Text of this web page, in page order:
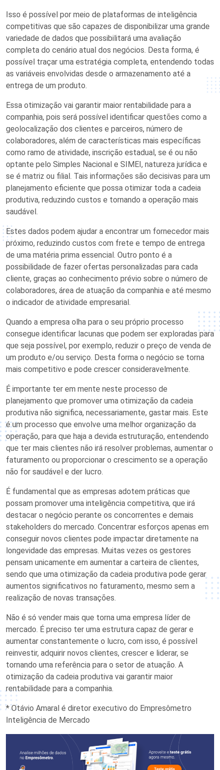
Isso é possível por meio de plataformas de inteligência
competitivas que são capazes de disponibilizar uma grande
variedade de dados que possibilitará uma avaliação
completa do cenário atual dos negócios. Desta forma, é
possível traçar uma estratégia completa, entendendo todas
as variáveis envolvidas desde o armazenamento até a
entrega de um produto.
Essa otimização vai garantir maior rentabilidade para a
companhia, pois será possível identificar questões como a
geolocalização dos clientes e parceiros, número de
colaboradores, além de características mais específicas
como ramo de atividade, inscrição estadual, se é ou não
optante pelo Simples Nacional e SIMEI, natureza jurídica e
se é matriz ou filial. Tais informações são decisivas para um
planejamento eficiente que possa otimizar toda a cadeia
produtiva, reduzindo custos e tornando a operação mais
saudável.
Estes dados podem ajudar a encontrar um fornecedor mais
próximo, reduzindo custos com frete e tempo de entrega
de uma matéria prima essencial. Outro ponto é a
possibilidade de fazer ofertas personalizadas para cada
cliente, graças ao conhecimento prévio sobre o número de
colaboradores, área de atuação da companhia e até mesmo
o indicador de atividade empresarial.
Quando a empresa olha para o seu próprio processo
consegue identificar lacunas que podem ser exploradas para
que seja possível, por exemplo, reduzir o preço de venda de
um produto e/ou serviço. Desta forma o negócio se torna
mais competitivo e pode crescer consideravelmente.
É importante ter em mente neste processo de
planejamento que promover uma otimização da cadeia
produtiva não significa, necessariamente, gastar mais. Este
é um processo que envolve uma melhor organização da
operação, para que haja a devida estruturação, entendendo
que ter mais clientes não irá resolver problemas, aumentar o
faturamento ou proporcionar o crescimento se a operação
não for saudável e der lucro.
É fundamental que as empresas adotem práticas que
possam promover uma inteligência competitiva, que irá
destacar o negócio perante os concorrentes e demais
stakeholders do mercado. Concentrar esforços apenas em
conseguir novos clientes pode impactar diretamente na
longevidade das empresas. Muitas vezes os gestores
pensam unicamente em aumentar a carteira de clientes,
sendo que uma otimização da cadeia produtiva pode gerar
aumentos significativos no faturamento, mesmo sem a
realização de novas transações.
Não é só vender mais que torna uma empresa líder de
mercado. É preciso ter uma estrutura capaz de gerar e
aumentar constantemente o lucro, com isso, é possível
reinvestir, adquirir novos clientes, crescer e liderar, se
tornando uma referência para o setor de atuação. A
otimização da cadeia produtiva vai garantir maior
rentabilidade para a companhia.
* Otávio Amaral é diretor executivo do Empresômetro
Inteligência de Mercado